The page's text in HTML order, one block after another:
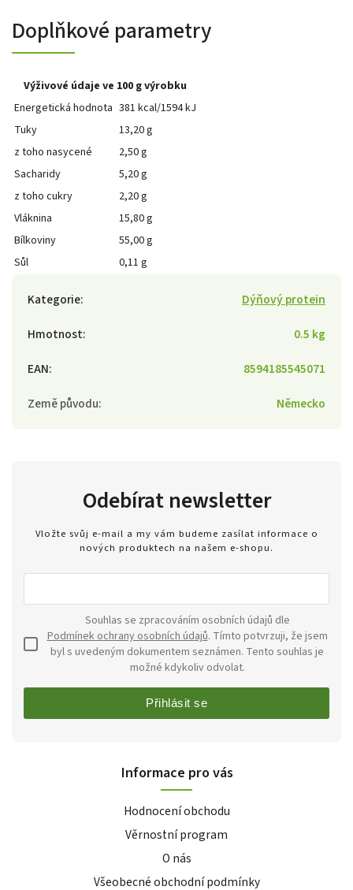
Doplňkové parametry
Výživové údaje ve 100 g výrobku
Energetická hodnota 381 kcal/1594 kJ
Tuky
13,20 g
z toho nasycené
2,50 g
Sacharidy
5,20 g
z toho cukry
2,20 g
Vláknina
15,80 g
Bílkoviny
55,00 g
Sůl
0,11 g
Kategorie:
Dýňový protein
Hmotnost:
0.5 kg
EAN:
8594185545071
Země původu: Německo
Odebírat newsletter
Vložte svůj e-mail a my vám budeme zasílat informace o
nových produktech na našem e-shopu.
Podmínek ochrany osobních údajů. Tímto potvrzuji, že jsem
byl s uvedeným dokumentem seznámen. Tento souhlas je
možné kdykoliv odvolat.
Přihlásit se
Informace pro vás
Hodnocení obchodu
Věrnostní program
O nás
Všeobecné obchodní podmínky